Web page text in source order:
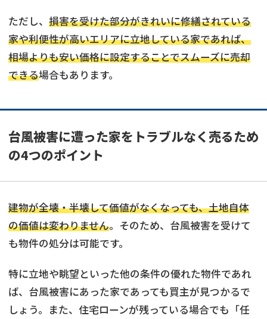
ただし、 損害を受けた部分がきれいに修繕されている
家や利便性が高いエリアに立地している家であれば、
相場よりも安い価格に設定することでスムーズに売却
できる場合もあります。
台風被害に遭った家をトラブルなく売るため
の4つのポイント
建物が全壊・半壊して価値がなくなっても、土地自体
の価値は変わりません。そのため、台風被害を受けて
も物件の処分は可能です。
特に立地や眺望といった他の条件の優れた物件であれ
ば、台風被害にあった家であっても買主が見つかるで
しょう。また、住宅ローンが残っている場合でも「任